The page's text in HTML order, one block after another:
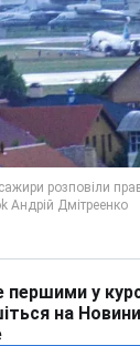
першими у
на